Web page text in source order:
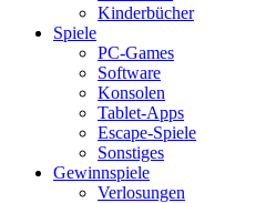
Kinderbücher
Spiele
PC-Games
Software
Konsolen
Tablet-Apps
Escape-Spiele
Sonstiges
Gewinnspiele
Verlosungen